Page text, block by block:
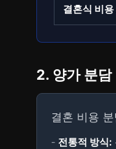
결혼식 비용
2. 양가 분담
결혼 비용
- 전통적 방식: